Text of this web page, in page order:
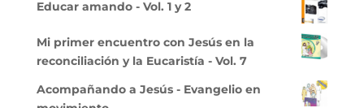
Educar amando - Vol. 1 y 2
Mi primer encuentro con Jesús en la
reconciliación y la Eucaristía - Vol. 7
Acompañando a Jesús - Evangelio en